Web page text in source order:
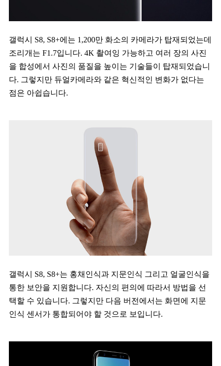
갤럭시 S8, S8+에는 1,200만 화소의 카메라가 탑재되었는데
조리개는 F1.7입니다. 4K 촬여잉 가능하고 여러 장의 사진
을 합성에서 사진의 품질을 높이는 기술들이 탑재되었습니
다. 그렇지만 듀얼카메라와 같은 혁신적인 변화가 없다는
점은 아쉽습니다.
갤럭시 S8, S8+는 홍채인식과 지문인식 그리고 얼굴인식을
통한 보안을 지원합니다. 자신의 편의에 따라서 방법을 선
택할 수 있습니다. 그렇지만 다음 버전에서는 화면에 지문
인식 센서가 통합되어야 할 것으로 보입니다.